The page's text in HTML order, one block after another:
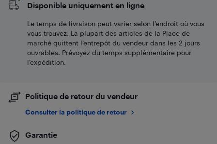
Disponible uniquement en ligne
Le temps de livraison peut varier selon l'endroit où vous
vous trouvez. La plupart des articles de la Place de
marché quittent l’entrepôt du vendeur dans les 2 jours
ouvrables. Prévoyez du temps supplémentaire pour
l’expédition.
Politique de retour du vendeur
Consulter la politique de retour
Garantie